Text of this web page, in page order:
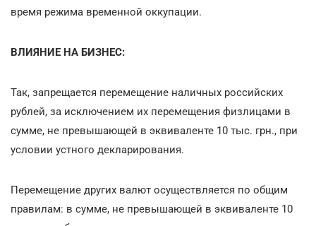
время режима временной оккупации.
ВЛИЯНИЕ НА БИЗНЕС:
Так, запрещается перемещение наличных российских
рублей, за исключением их перемещения физлицами в
сумме, не превышающей в эквиваленте 10 тыс. грн., при
условии устного декларирования.
Перемещение других валют осуществляется по общим
правилам: в сумме, не превышающей в эквиваленте 10